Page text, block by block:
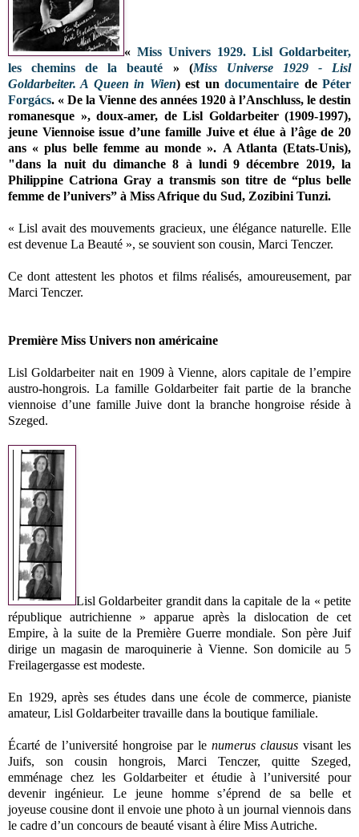
« Miss Univers 1929. Lisl Goldarbeiter,
les chemins de la beauté » (Miss Universe 1929 - Lisl
Goldarbeiter. A Queen in Wien) est undocumentaire dePéter
Forgács. « De la Vienne des années 1920 à l’Anschluss, le destin
romanesque », doux-amer, de Lisl Goldarbeiter (1909-1997),
jeune Viennoise issue d’une famille Juive et élue à l’âge de 20
ans « plus belle femme au monde ». A Atlanta (Etats-Unis),
"dans la nuit du dimanche 8 à lundi 9 décembre 2019, la
Philippine Catriona Gray a transmis son titre de “plus belle
femme de l’univers” à Miss Afrique du Sud, Zozibini Tunzi.
« Lisl avait des mouvements gracieux, une élégance naturelle. Elle
est devenue La Beauté », se souvient son cousin, Marci Tenczer.
Ce dont attestent les photos et films réalisés, amoureusement, par
Marci Tenczer.
Première Miss Univers non américaine
Lisl Goldarbeiter nait en 1909 à Vienne, alors capitale de l’empire
austro-hongrois. La famille Goldarbeiter fait partie de la branche
viennoise d’une famille Juive dont la branche hongroise réside à
Szeged.
Lisl Goldarbeiter grandit dans la capitale de la « petite
république autrichienne » apparue après la dislocation de cet
Empire, à la suite de la Première Guerre mondiale. Son père Juif
dirige un magasin de maroquinerie à Vienne. Son domicile au 5
Freilagergasse est modeste.
En 1929, après ses études dans une école de commerce, pianiste
amateur, Lisl Goldarbeiter travaille dans la boutique familiale.
Écarté de l’université hongroise par le numerus clausus visant les
Juifs, son cousin hongrois, Marci Tenczer, quitte Szeged,
emménage chez les Goldarbeiter et étudie à l’université pour
devenir ingénieur. Le jeune homme s’éprend de sa belle et
joyeuse cousine dont il envoie une photo à un journal viennois dans
le cadre d’un concours de beauté visant à élire Miss Autriche.